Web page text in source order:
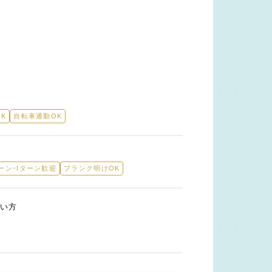
自転車通勤OK
ン・Iターン歓迎 ブランク明けOK
方